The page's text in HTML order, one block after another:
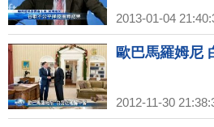
2013-01-04
歐巴馬羅姆尼
2012-11-30